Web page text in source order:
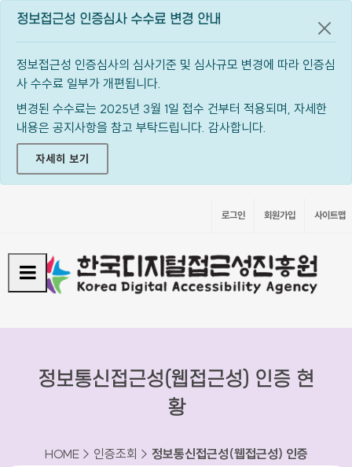
정보접근성 인증심사 수수료 변경 안내
정보접근성 인증심사의 심사기준 및 심사규모 변경에 따라 인증심
사 수수료 일부가 개편됩니다.
변경된 수수료는 2025년 3월 1일 접수 건부터 적용되며, 자세한
내용은 공지사항을 참고 부탁드립니다. 감사합니다.
자세히 보기
공지
로그인 회원가입 사이트맵
정보통신접근성(웹접근성) 인증 현
황
HOME > 인증조회 > 정보통신접근성(웹접근성) 인증